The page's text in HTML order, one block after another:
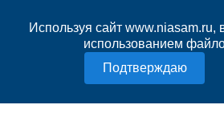
Используя сайт www.niasam.ru,
использованием
Карта сайта
Нашли ошибку?
Политика конфиденциальности
Согласие на обработку персональных данных